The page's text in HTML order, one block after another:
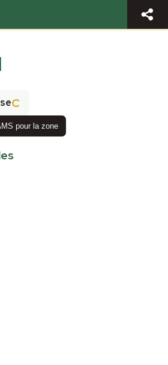
C
pour la zone